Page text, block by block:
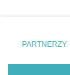
Gliwice
prywatności
. Niektóre
zgody
takiemu
PARTNERZY